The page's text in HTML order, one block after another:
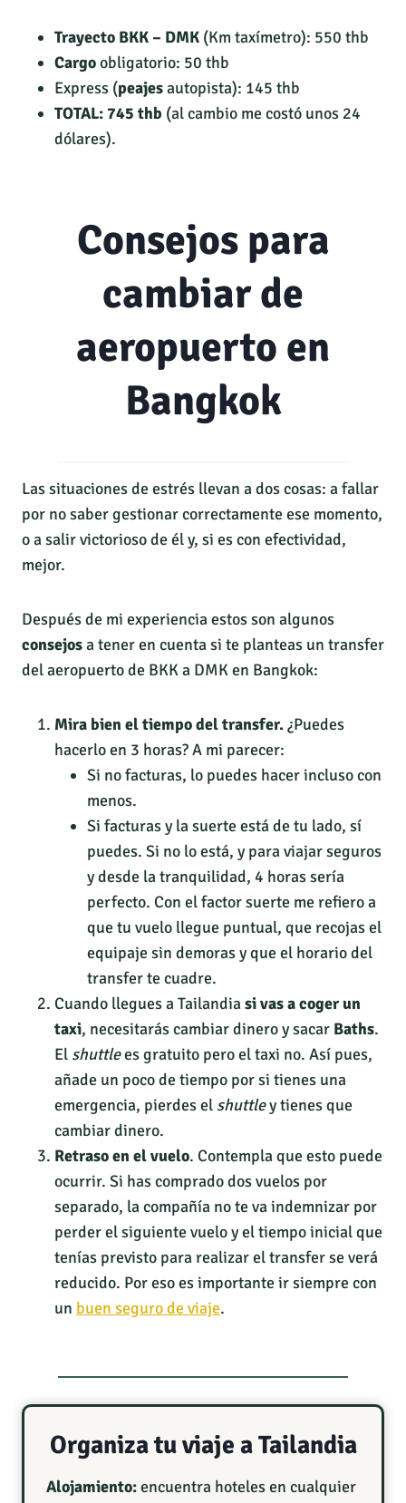
Trayecto BKK – DMK (Km taxímetro): 550 thb
Cargoobligatorio: 50 thb
Express (peajesautopista): 145 thb
TOTAL: 745 thb (al cambio me costó unos 24
dólares).
Consejos para
cambiar de
aeropuerto en
Bangkok
Las situaciones de estrés llevan a dos cosas: a fallar
por no saber gestionar correctamente ese momento,
o a salir victorioso de él y, si es con efectividad,
mejor.
Después de mi experiencia estos son algunos
consejosa tener en cuenta si te planteas un transfer
del aeropuerto de BKK a DMK en Bangkok:
Mira bien el tiempo del transfer.¿Puedes
hacerlo en 3 horas? A mi parecer:
Si no facturas, lo puedes hacer incluso con
menos.
Si facturas y la suerte está de tu lado, sí
puedes. Si no lo está, y para viajar seguros
y desde la tranquilidad, 4 horas sería
perfecto. Con el factor suerte me refiero a
que tu vuelo llegue puntual, que recojas el
equipaje sin demoras y que el horario del
transfer te cuadre.
Cuando llegues a Tailandiasi vas a coger un
taxi, necesitarás cambiar dinero y sacar Baths.
El shuttlees gratuito pero el taxi no. Así pues,
añade un poco de tiempo por si tienes una
emergencia, pierdes el shuttley tienes que
cambiar dinero.
Retraso en el vuelo. Contempla que esto puede
ocurrir. Si has comprado dos vuelos por
separado, la compañía no te va indemnizar por
perder el siguiente vuelo y el tiempo inicial que
tenías previsto para realizar el transfer se verá
reducido. Por eso es importante ir siempre con
un buen seguro de viaje.
Organiza tu viaje a Tailandia
Alojamiento:encuentra hoteles en cualquier